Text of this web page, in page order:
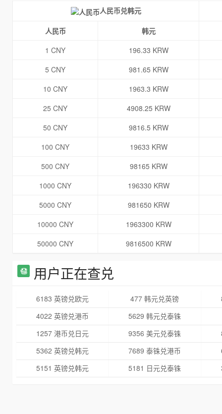
人民币兑韩元
人民币
韩元
1 CNY
196.33 KRW
5 CNY
981.65 KRW
10 CNY
1963.3 KRW
25 CNY
4908.25 KRW
50 CNY
9816.5 KRW
100 CNY
19633 KRW
500 CNY
98165 KRW
1000 CNY
196330 KRW
5000 CNY
981650 KRW
10000 CNY
1963300 KRW
50000 CNY
9816500 KRW
用户正在查兑
6183 英镑兑欧元 477 韩元兑英镑
4022 英镑兑港币
5629 韩元兑泰铢
1257 港币兑日元
9356 美元兑泰铢
5362 英镑兑韩元
7689 泰铢兑港币
5151 英镑兑韩元
5181 日元兑泰铢